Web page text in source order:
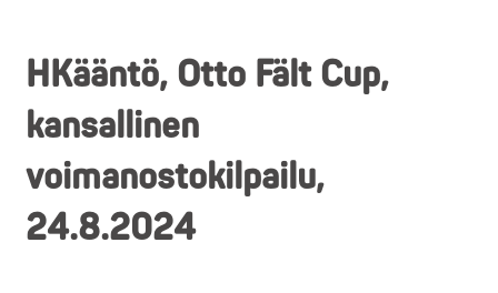
HKääntö, Otto Fält Cup,
kansallinen
voimanostokilpailu,
24.8.2024